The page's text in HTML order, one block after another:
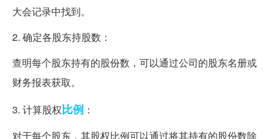
大会记录中找到。
2. 确定各股东持股数：
查明每个股东持有的股份数，可以通过公司的股东名册或
财务报表获取。
3. 计算股权比例 ：
对于每个股东，其股权比例可以通过将其持有的股份数除